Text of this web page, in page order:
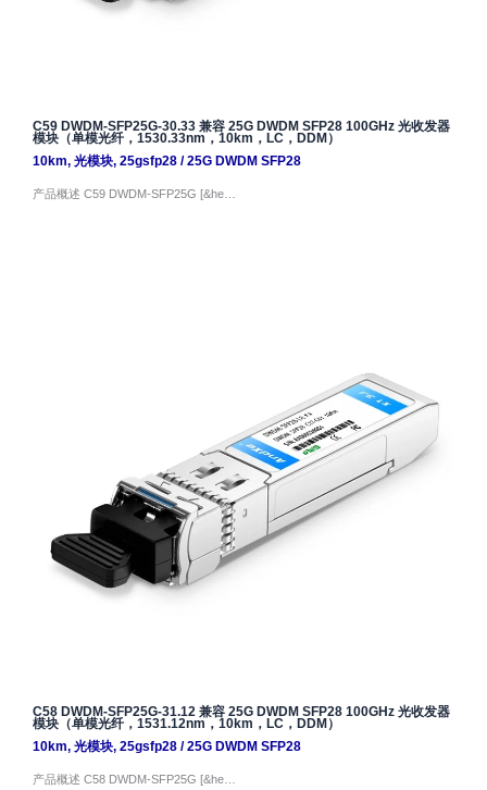
C59 DWDM-SFP25G-30.33 兼容 25G DWDM SFP28 100GHz 光收发器
模块（单模光纤，1530.33nm，10km，LC，DDM）
10km, 光模块, 25gsfp28/25G DWDM SFP28
产品概述 C59 DWDM-SFP25G [&he…
C58 DWDM-SFP25G-31.12 兼容 25G DWDM SFP28 100GHz 光收发器
模块（单模光纤，1531.12nm，10km，LC，DDM）
10km, 光模块, 25gsfp28/25G DWDM SFP28
产品概述 C58 DWDM-SFP25G [&he…